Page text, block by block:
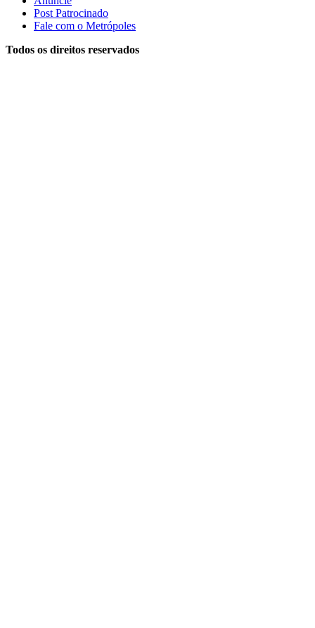
Post Patrocinado
Fale com o Metrópoles
Todos os direitos reservados